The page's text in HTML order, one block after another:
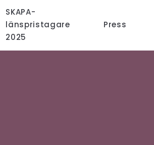
SKAPA-
länspristagare
2025
Press